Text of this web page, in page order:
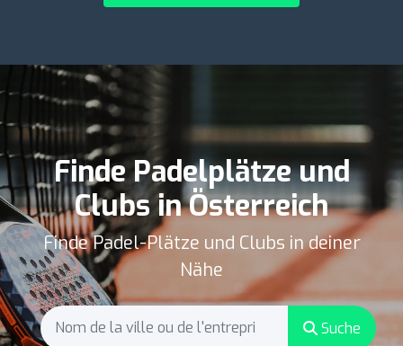
Finde Padelplätze und
Clubs in Österreich
Finde Padel-Plätze und Clubs in deiner
Nähe
Suche